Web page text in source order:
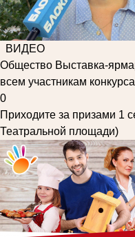
ВИДЕО
Общество Выставка-
всем участникам
0
Приходите за призами 1
Театральной площади)